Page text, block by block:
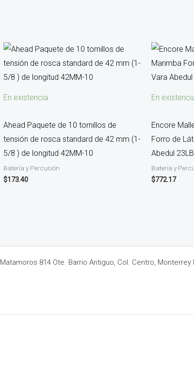
En existencia
Ahead Paquete de 10 tornillos de
tensión de rosca standard de 42 mm (1-
5/8 ) de longitud 42MM-10
Batería y Percusión
$173.40
En
Encore
Forro de
Abedul 23LB
Batería y
$772.17
Matamoros 814 Ote. Barrio Antiguo, Col. Centro, Monterrey